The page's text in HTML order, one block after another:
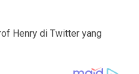
Henry di Twitter yang